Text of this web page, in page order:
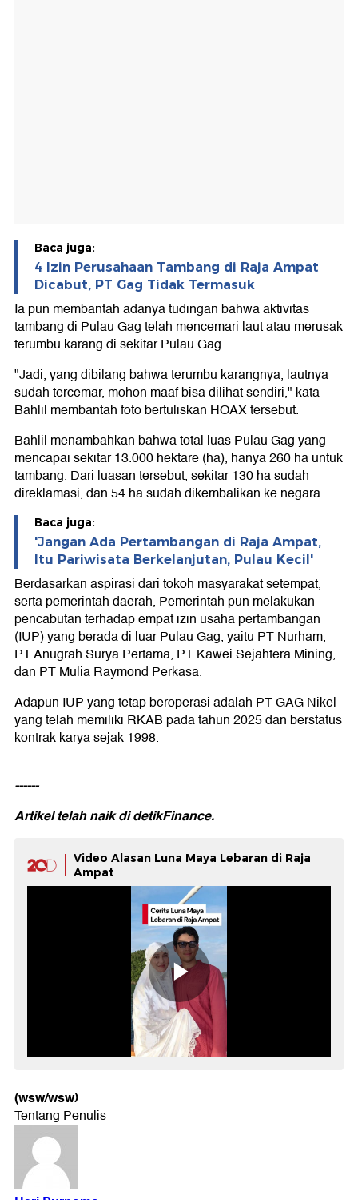
Baca juga:
4 Izin Perusahaan Tambang di Raja Ampat
Dicabut, PT Gag Tidak Termasuk
Ia pun membantah adanya tudingan bahwa aktivitas
tambang di Pulau Gag telah mencemari laut atau merusak
terumbu karang di sekitar Pulau Gag.
"Jadi, yang dibilang bahwa terumbu karangnya, lautnya
sudah tercemar, mohon maaf bisa dilihat sendiri," kata
Bahlil membantah foto bertuliskan HOAX tersebut.
Bahlil menambahkan bahwa total luas Pulau Gag yang
mencapai sekitar 13.000 hektare (ha), hanya 260 ha untuk
tambang. Dari luasan tersebut, sekitar 130 ha sudah
direklamasi, dan 54 ha sudah dikembalikan ke negara.
Baca juga:
'Jangan Ada Pertambangan di Raja Ampat,
Itu Pariwisata Berkelanjutan, Pulau Kecil'
Berdasarkan aspirasi dari tokoh masyarakat setempat,
serta pemerintah daerah, Pemerintah pun melakukan
pencabutan terhadap empat izin usaha pertambangan
(IUP) yang berada di luar Pulau Gag, yaitu PT Nurham,
PT Anugrah Surya Pertama, PT Kawei Sejahtera Mining,
dan PT Mulia Raymond Perkasa.
Adapun IUP yang tetap beroperasi adalah PT GAG Nikel
yang telah memiliki RKAB pada tahun 2025 dan berstatus
kontrak karya sejak 1998.
------
Artikel telah naik didetikFinance.
Video Alasan Luna Maya Lebaran di Raja
Ampat
(wsw/wsw)